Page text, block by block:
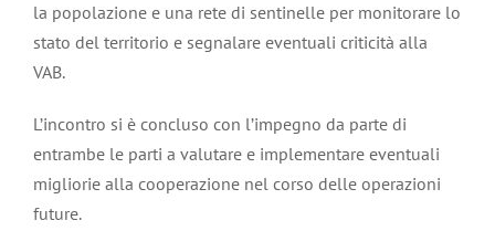
la popolazione e una rete di sentinelle per monitorare lo
stato del territorio e segnalare eventuali criticità alla
VAB.
L’incontro si è concluso con l’impegno da parte di
entrambe le parti a valutare e implementare eventuali
migliorie alla cooperazione nel corso delle operazioni
future.